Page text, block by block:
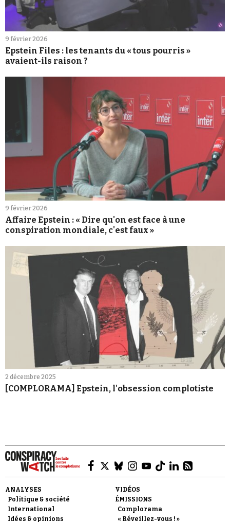
9 février 2026
Epstein Files : les tenants du « tous pourris »
avaient-ils raison ?
9 février 2026
Affaire Epstein : « Dire qu'on est face à une
conspiration mondiale, c'est faux »
2 décembre 2025
[COMPLORAMA] Epstein, l'obsession complotiste
ANALYSES
Politique & société
International
Idées & opinions
VIDÉOS
ÉMISSIONS
Complorama
« Réveillez-vous ! »